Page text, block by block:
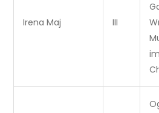
Irena Maj III